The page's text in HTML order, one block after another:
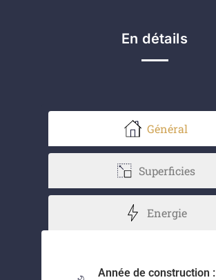
En détails
Général
Superficies
Energie
Année de construction :